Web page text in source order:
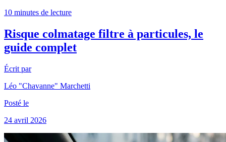
10 minutes de lecture
Risque colmatage filtre à particules, le
guide complet
Écrit par
Léo "Chavanne" Marchetti
Posté le
24 avril 2026